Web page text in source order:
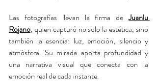
Las fotografías llevan la firma de Juanlu
Rojano, quien capturó no solo la estética, sino
también la esencia: luz, emoción, silencio y
atmósfera. Su mirada aporta profundidad y
una narrativa visual que conecta con la
emoción real de cada instante.